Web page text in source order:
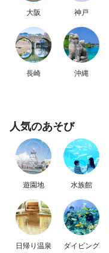
大阪 神戸
長崎 沖縄
人気のあそび
遊園地 水族館
日帰り温泉 ダイビング